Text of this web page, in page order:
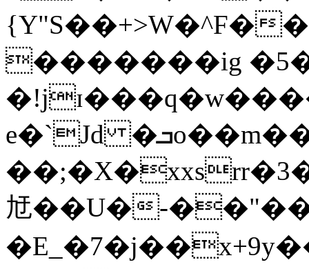
{Y"S��+>W�^F�
�������ig
e�`Jd �ܒo��m��1��d|
㝼��U�-